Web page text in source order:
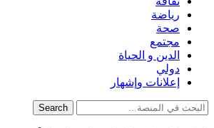
رياضة
صحة
مجتمع
الدين و الحياة
دولي
إعلانات وإشهار
Search